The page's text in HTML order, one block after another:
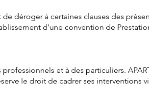
déroger à certaines clauses des
d’une convention de
professionnels et à des particuliers.
le droit de cadrer ses interventions